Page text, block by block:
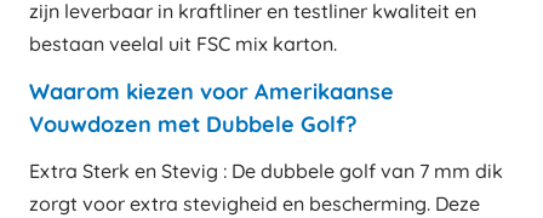
zijn leverbaar in kraftliner en testliner kwaliteit en
bestaan veelal uit FSC mix karton.
Waarom kiezen voor Amerikaanse
Vouwdozen met Dubbele Golf?
Extra Sterk en Stevig : De dubbele golf van 7 mm dik
zorgt voor extra stevigheid en bescherming. Deze